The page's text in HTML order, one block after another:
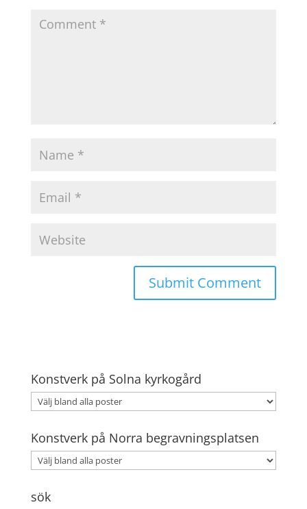
Konstverk på Solna kyrkogård
Konstverk på Norra begravningsplatsen
sök